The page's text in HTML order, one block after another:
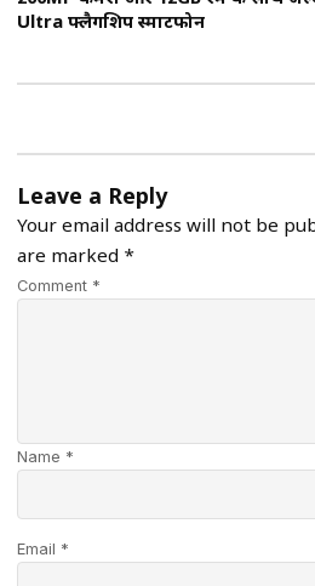
Ultra फ्लैगशिप स्मार्टफोन
Leave a Reply
Your email address will not be
are marked *
Comment *
Name *
Email *